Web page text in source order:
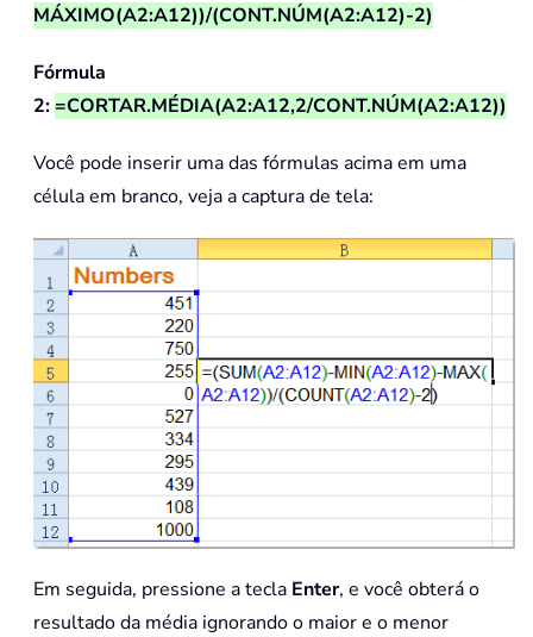
MÁXIMO(A2:A12))/(CONT.NÚM(A2:A12)-2)
Fórmula
2:=CORTAR.MÉDIA(A2:A12,2/CONT.NÚM(A2:A12))
Você pode inserir uma das fórmulas acima em uma
célula em branco, veja a captura de tela:
Em seguida, pressione a tecla Enter, e você obterá o
resultado da média ignorando o maior e o menor